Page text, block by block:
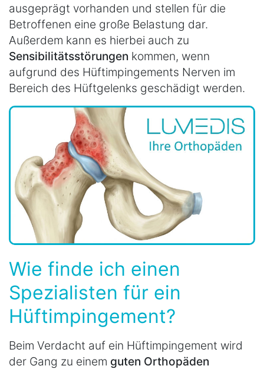
ausgeprägt vorhanden und stellen für die
Betroffenen eine große Belastung dar.
Außerdem kann es hierbei auch zu
Sensibilitätsstörungen kommen, wenn
aufgrund des Hüftimpingements Nerven im
Bereich des Hüftgelenks geschädigt werden.
Wie finde ich einen
Spezialisten für ein
Hüftimpingement?
Beim Verdacht auf ein Hüftimpingement wird
der Gang zu einem guten Orthopäden